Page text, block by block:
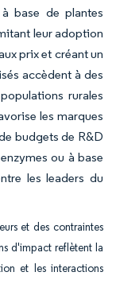
base de plantes
leur adoption
prix et créant un
accèdent à des
rurales
les marques
budgets de R&D
ou à base
les leaders du
et des contraintes
d'impact reflètent la
et les interactions